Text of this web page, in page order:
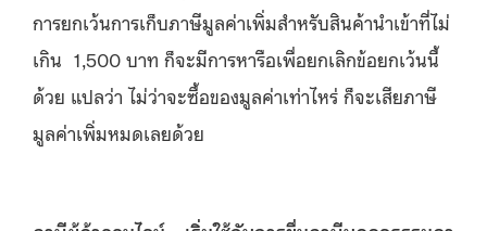
การยกเว้นการเก็บภาษีมูลค่าเพิ่มสำหรับสินค้านำเข้าที่ไม่
เกิน 1,500 บาท ก็จะมีการหารือเพื่อยกเลิกข้อยกเว้นนี้
ด้วย แปลว่า ไม่ว่าจะซื้อของมูลค่าเท่าไหร่ ก็จะเสียภาษี
มูลค่าเพิ่มหมดเลยด้วย